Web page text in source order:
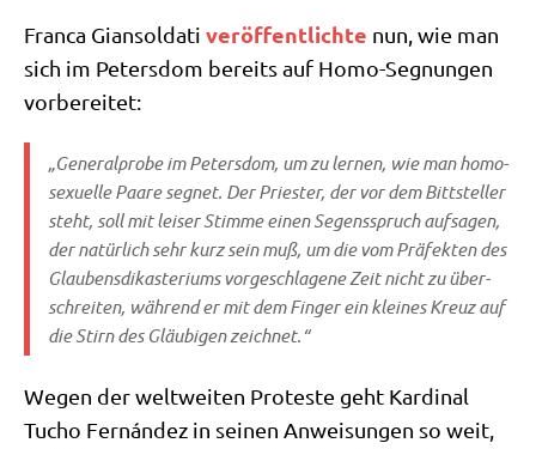
Fran­ca Gian­sol­da­ti ver­öf­fent­lich­te nun, wie man
sich im Peters­dom bereits auf Homo-Seg­nun­gen
vorbereitet:
„Gene­ral­pro­be im Peters­dom, um zu ler­nen, wie man homo­
se­xu­el­le Paa­re seg­net. Der Prie­ster, der vor dem Bitt­stel­ler
steht, soll mit lei­ser Stim­me einen Segens­spruch auf­sa­gen,
der natür­lich sehr kurz sein muß, um die vom Prä­fek­ten des
Glau­bens­dik­aste­ri­ums vor­ge­schla­ge­ne Zeit nicht zu über­
schrei­ten, wäh­rend er mit dem Fin­ger ein klei­nes Kreuz auf
die Stirn des Gläu­bi­gen zeichnet.“
Wegen der welt­wei­ten Pro­te­ste geht Kar­di­nal
Tucho Fernán­dez in sei­nen Anwei­sun­gen so weit,